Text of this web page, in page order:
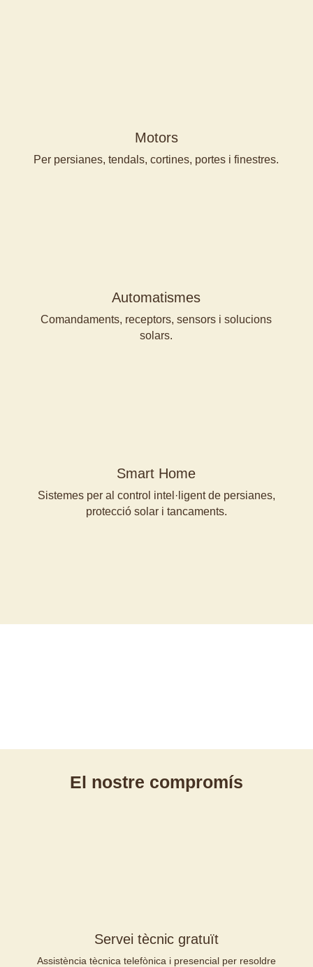
Motors
Per persianes, tendals, cortines, portes i finestres.
Automatismes
Comandaments, receptors, sensors i solucions
solars.
Smart Home
Sistemes per al control intel·ligent de persianes,
protecció solar i tancaments.
El nostre compromís
Servei tècnic gratuït
Assistència tècnica telefònica i presencial per resoldre